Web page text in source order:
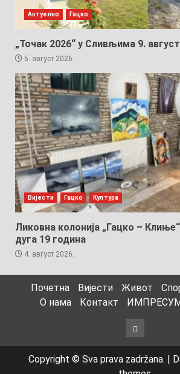
Актуелно Гацко
„Точак 2026“ у Сливљима 9.
5. август 2026.
Вијести Гацко Култура
Ликовна колонија „Гацко –
дуга 19 година
4. август 2026.
Почетна Вијести Живот
О нама
Контакт
Избори
Copyright © Sva prava zadržana.